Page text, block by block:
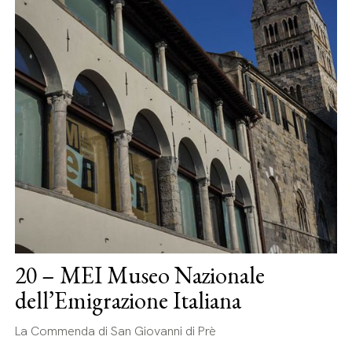
20 – MEI Museo Nazionale
dell’Emigrazione Italiana
La Commenda di San Giovanni di Prè